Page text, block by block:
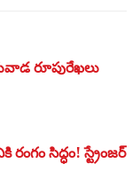
రూపురేఖలు
సిద్ధం! స్ట్రేంజర్